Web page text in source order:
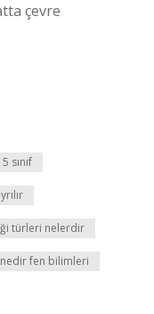
çevre
sınıf
türleri nelerdir
fen bilimleri